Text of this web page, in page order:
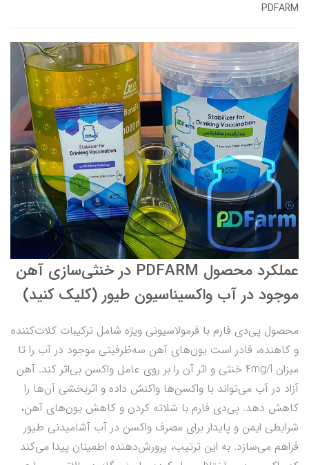
PDFARM
عملکرد محصول PDFARM در خنثی‌سازی آهن
موجود در آب واکسیناسیون طیور (کلیک کنید)
محصول پی‌دی فارم با فرمولاسیونی ویژه شامل ترکیبات کلات‌کننده
و کاهنده، قادر است یون‌های آهن سه‌ظرفیتی موجود در آب را تا
میزان 4mg/l خنثی و اثر آن را بر روی عامل واکسن بی‌اثر کند. آهن
آزاد در آب می‌تواند با واکسن‌ها واکنش داده و اثربخشی آن‌ها را
کاهش دهد. پی‌دی فارم با شلاته کردن و کاهش یون‌های آهن،
شرایطی ایمن و پایدار برای مصرف واکسن در آب آشامیدنی طیور
فراهم می‌سازد. به این ترتیب، پرورش‌دهنده اطمینان پیدا می‌کند